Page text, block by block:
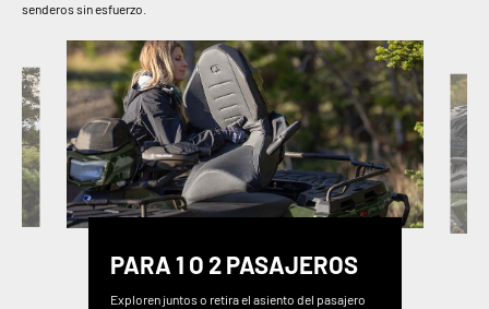
senderos sin esfuerzo.
PARA 1 O 2 PASAJEROS
Exploren juntos o retira el asiento del pasajero